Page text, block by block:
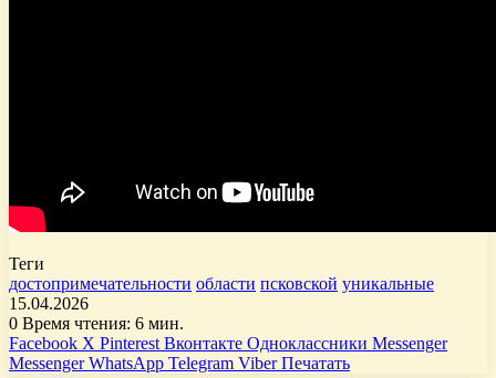
Теги
достопримечательности области псковской уникальные
15.04.2026
0 Время чтения: 6 мин.
Facebook X Pinterest Вконтакте Одноклассники Messenger
Messenger WhatsApp Telegram Viber Печатать